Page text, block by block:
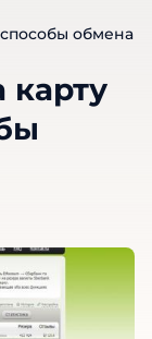
обмена